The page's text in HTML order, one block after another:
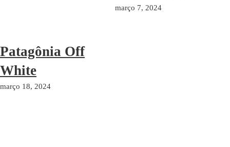
Patagônia Off
White
março 18, 2024
março 7, 2024